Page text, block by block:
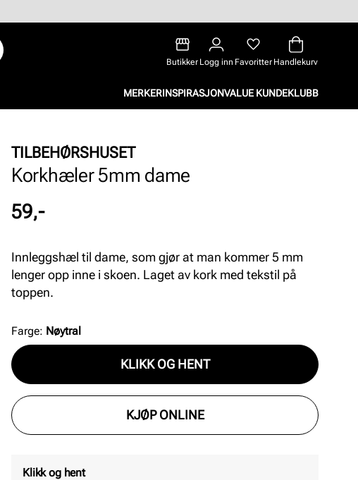
Butikker Logg inn Favoritter Handlekurv
MERKERINSPIRASJONVALUE KUNDEKLUBB
TILBEHØRSHUSET
Korkhæler 5mm dame
Pris
59,-
Innleggshæl til dame, som gjør at man kommer 5 mm
lenger opp inne i skoen. Laget av kork med tekstil på
toppen.
Farge: Nøytral
KLIKK OG HENT
KJØP ONLINE
Klikk og hent